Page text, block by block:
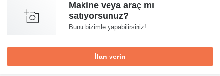
Makine veya araç mı
satıyorsunuz?
Bunu bizimle yapabilirsiniz!
İlan verin